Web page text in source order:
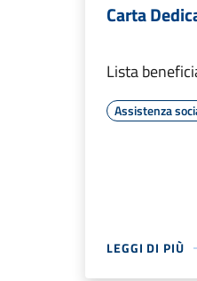
Carta
Lista
Assistenza
LEGGI DI PIÙ